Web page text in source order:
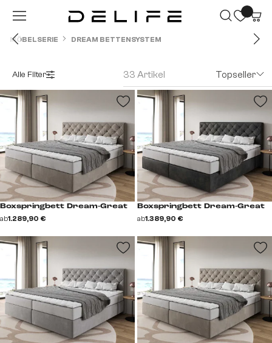
Zum Hauptinhalt springen
MÖBELSERIE DREAM BETTENSYSTEM
Alle Filter 33 Artikel Topseller
Boxspringbett Dream-Great
ab1.289,90 €
Boxspringbett Dream-Great
ab1.389,90 €